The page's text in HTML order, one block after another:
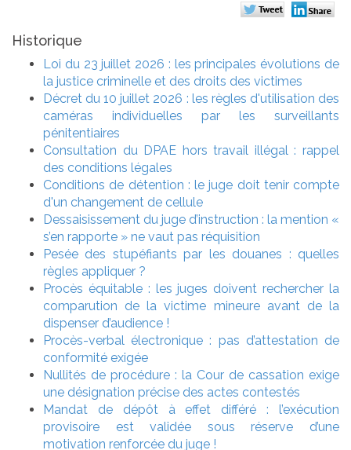
Historique
Loi du 23 juillet 2026 : les principales évolutions de
la justice criminelle et des droits des victimes
Décret du 10 juillet 2026 : les règles d'utilisation des
caméras individuelles par les surveillants
pénitentiaires
Consultation du DPAE hors travail illégal : rappel
des conditions légales
Conditions de détention : le juge doit tenir compte
d'un changement de cellule
Dessaisissement du juge d’instruction : la mention «
s’en rapporte » ne vaut pas réquisition
Pesée des stupéfiants par les douanes : quelles
règles appliquer ?
Procès équitable : les juges doivent rechercher la
comparution de la victime mineure avant de la
dispenser d’audience !
Procès-verbal électronique : pas d’attestation de
conformité exigée
Nullités de procédure : la Cour de cassation exige
une désignation précise des actes contestés
Mandat de dépôt à effet différé : l’exécution
provisoire est validée sous réserve d’une
motivation renforcée du juge !